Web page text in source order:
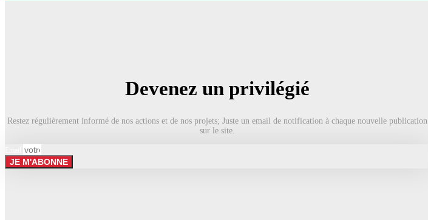
Devenez un privilégié
Restez régulièrement informé de nos actions et de nos projets; Juste un email de notification à chaque nouvelle publication
sur le site.
JE M'ABONNE